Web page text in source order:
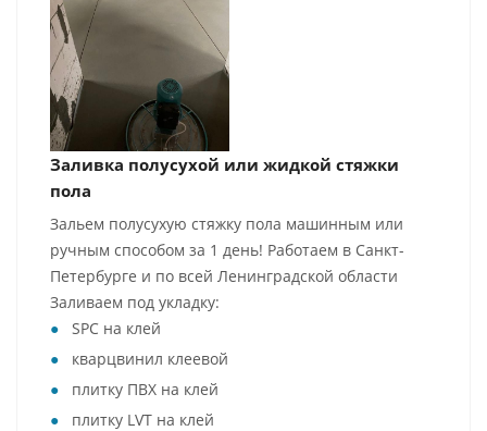
Заливка полусухой или жидкой стяжки
пола
Зальем полусухую стяжку пола машинным или
ручным способом за 1 день! Работаем в Санкт-
Петербурге и по всей Ленинградской области
Заливаем под укладку:
SPC на клей
кварцвинил клеевой
плитку ПВХ на клей
плитку LVT на клей